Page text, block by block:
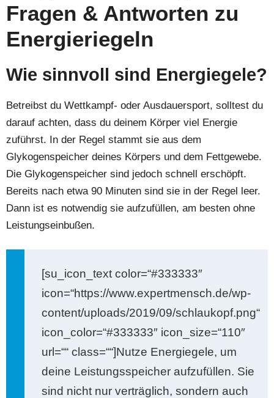
Fragen & Antworten zu
Energieriegeln
Wie sinnvoll sind Energiegele?
Betreibst du Wettkampf- oder Ausdauersport, solltest du
darauf achten, dass du deinem Körper viel Energie
zuführst. In der Regel stammt sie aus dem
Glykogenspeicher deines Körpers und dem Fettgewebe.
Die Glykogenspeicher sind jedoch schnell erschöpft.
Bereits nach etwa 90 Minuten sind sie in der Regel leer.
Dann ist es notwendig sie aufzufüllen, am besten ohne
Leistungseinbußen.
[su_icon_text color=“#333333″
icon=“https://www.expertmensch.de/wp-
content/uploads/2019/09/schlaukopf.png“
icon_color=“#333333″ icon_size=“110″
url=““ class=““]Nutze Energiegele, um
deine Leistungsspeicher aufzufüllen. Sie
sind nicht nur verträglich, sondern auch